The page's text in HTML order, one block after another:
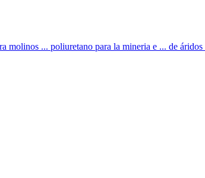
molinos ... poliuretano para la mineria e ... de áridos